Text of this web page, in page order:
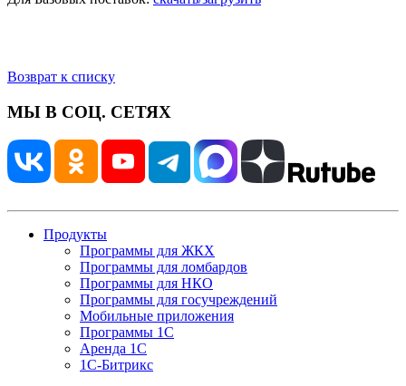
Возврат к списку
МЫ В СОЦ. СЕТЯХ
Продукты
Программы для ЖКХ
Программы для ломбардов
Программы для НКО
Программы для госучреждений
Мобильные приложения
Программы 1С
Аренда 1С
1С-Битрикс